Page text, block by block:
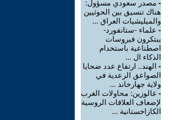
- مصدر سعودي مسؤول:
هناك تنسيق بين الحوثيين
والميليشيات العراق ...
- علماء -ستانفورد-
يبتكرون فيروسات
اصطناعية باستخدام
الذكاء ال ...
- الهند.. ارتفاع عدد ضحايا
الصواعق الرعدية في
ولاية جهارخاند ...
- غالوزين: محاولات الغرب
لإضعاف العلاقات الروسية
الكازاخستانية ...